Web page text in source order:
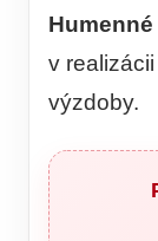
Humenné
v
výzdoby.